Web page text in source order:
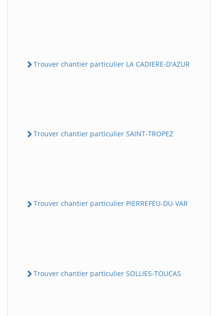
Trouver chantier particulier LA CADIERE-D'AZUR
Trouver chantier particulier SAINT-TROPEZ
Trouver chantier particulier PIERREFEU-DU-VAR
Trouver chantier particulier SOLLIES-TOUCAS